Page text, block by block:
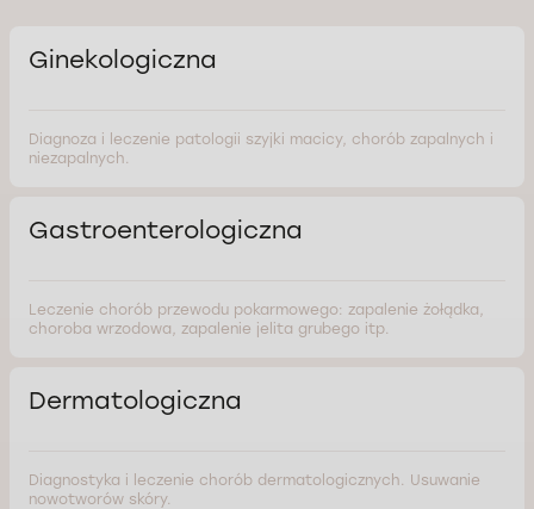
Ginekologiczna
Diagnoza i leczenie patologii szyjki macicy, chorób zapalnych i
niezapalnych.
Gastroenterologiczna
Leczenie chorób przewodu pokarmowego: zapalenie żołądka,
choroba wrzodowa, zapalenie jelita grubego itp.
Dermatologiczna
Diagnostyka i leczenie chorób dermatologicznych. Usuwanie
nowotworów skóry.